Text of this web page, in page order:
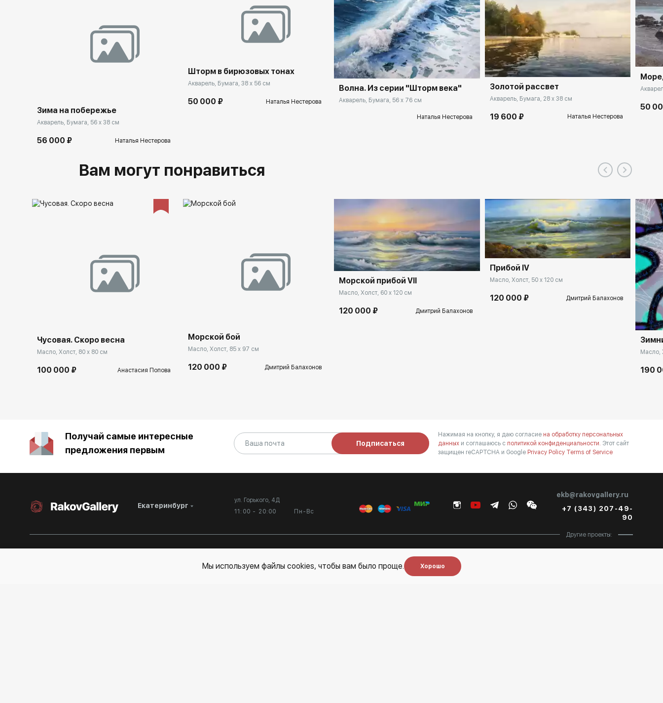
Зима на побережье
Акварель, Бумага, 56 x 38 см
56 000 ₽ Наталья Нестерова
Шторм в бирюзовых тонах
Акварель, Бумага, 38 x 56 см
50 000 ₽ Наталья Нестерова
Волна. Из серии "Шторм века"
Акварель, Бумага, 56 x 76 см
Наталья Нестерова
Золотой рассвет
Акварель, Бумага, 28 x 38 см
19 600 ₽ Наталья Нестерова
50
Вам могут понравиться
Чусовая. Скоро весна
Масло, Холст, 80 x 80 см
100 000 ₽ Анастасия Попова
Морской бой
Масло, Холст, 85 x 97 см
120 000 ₽ Дмитрий Балахонов
Морской прибой VII
Масло, Холст, 60 x 120 см
120 000 ₽ Дмитрий Балахонов
Прибой IV
Масло, Холст, 50 x 120 см
120 000 ₽ Дмитрий Балахонов
Масло,
190
Получай самые интересные
предложения первым
Подписаться
Нажимая на кнопку, я даю согласие на обработку персональных
данных и соглашаюсь с политикой конфиденциальности. Этот сайт
защищен reCAPTCHA и Google Privacy Policy Terms of Service
Екатеринбург
ул. Горького, 4Д
11:00 - 20:00
Пн-Вс
ekb@rakovgallery.ru
+7 (343) 207-49-
90
Другие проекты:
Мы используем файлы cookies, чтобы вам было проще. Хорошо